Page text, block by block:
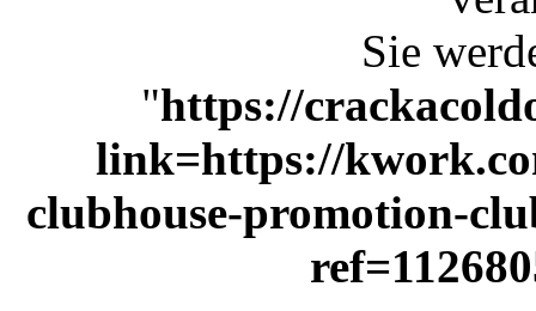
Sie
"https://
link=https://
clubhouse-promotion-